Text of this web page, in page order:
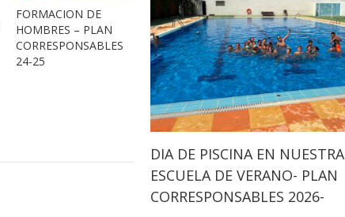
FORMACION DE
HOMBRES – PLAN
CORRESPONSABLES
24-25
DIA DE PISCINA EN NUESTRA
ESCUELA DE VERANO- PLAN
CORRESPONSABLES 2026-